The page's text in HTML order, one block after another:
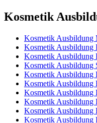
Kosmetik
Kosmetik Ausbildung
Kosmetik Ausbildung
Kosmetik Ausbildung
Kosmetik Ausbildung
Kosmetik Ausbildung
Kosmetik Ausbildung
Kosmetik Ausbildung
Kosmetik Ausbildung
Kosmetik Ausbildung
Kosmetik Ausbildung